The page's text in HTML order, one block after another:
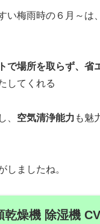
い梅雨時の６月～は
で場所を取らず、省
してくれる
、 空気清浄能力 も魅
しましたね。
乾燥機 除湿機